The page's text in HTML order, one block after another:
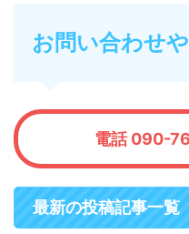
お問い合わせ
電話 090-
最新の投稿記事一覧